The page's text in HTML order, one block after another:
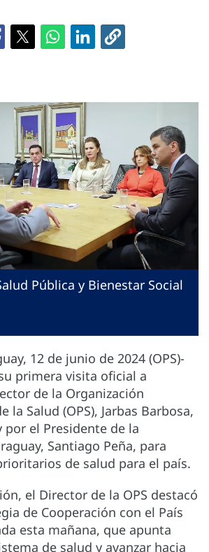
Pública y Bienestar Social
12 de junio de 2024 (OPS)-
primera visita oficial a
de la Organización
la Salud (OPS), Jarbas Barbosa,
el Presidente de la
Santiago Peña, para
de salud para el país.
el Director de la OPS destacó
de Cooperación con el País
esta mañana, que apunta
de salud y avanzar hacia